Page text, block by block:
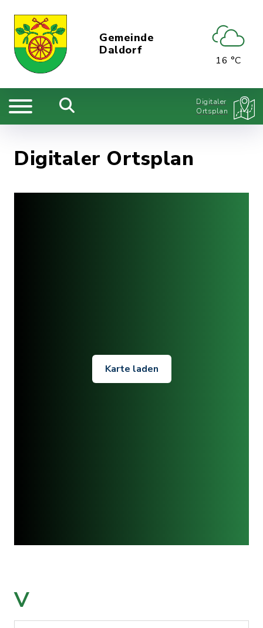
Gemeinde
Daldorf
16 °C
Digitaler
Ortsplan
Digitaler Ortsplan
Karte laden
V